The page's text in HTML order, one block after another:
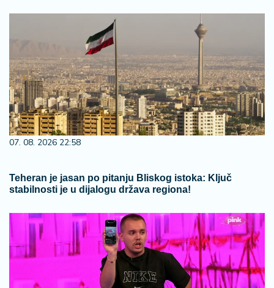
07. 08. 2026 22:58
Teheran je jasan po pitanju Bliskog istoka: Ključ
stabilnosti je u dijalogu država regiona!